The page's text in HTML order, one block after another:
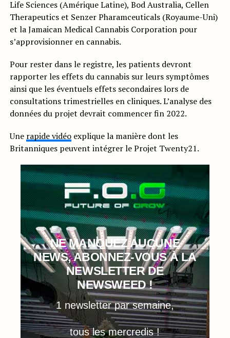
Life Sciences (Amérique Latine), Bod Australia, Cellen
Therapeutics et Senzer Pharamceuticals (Royaume-Uni)
et la Jamaican Medical Cannabis Corporation pour
s’approvisionner en cannabis.
Pour rester dans le registre, les patients devront
rapporter les effets du cannabis sur leurs symptômes
ainsi que les éventuels effets secondaires lors de
consultations trimestrielles en cliniques. L’analyse des
données du projet devrait commencer fin 2022.
Une rapide vidéoexplique la manière dont les
Britanniques peuvent intégrer le Projet Twenty21.
NE MANQUEZ AUCUNE
NEWS, ABONNEZ-VOUS À LA
NEWSLETTER DE
NEWSWEED !
1 newsletter par semaine,
tous les mercredis !